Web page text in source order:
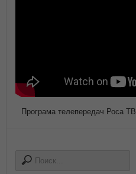
Програма телепередач Роса ТВ